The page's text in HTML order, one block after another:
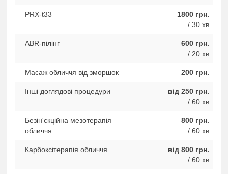
PRX-t33
1800 грн.
/ 30 хв
ABR-пiлiнг
600 грн.
/ 20 хв
Масаж обличчя від зморшок 200 грн.
Інші доглядові процедури
від 250 грн.
/ 60 хв
Безін'єкційна мезотерапія
обличчя
800 грн.
/ 60 хв
Карбоксітерапія обличчя
від 800 грн.
/ 60 хв